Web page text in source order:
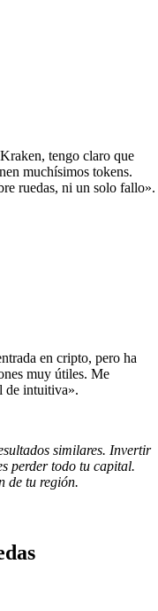
tengo claro que
muchísimos tokens.
ruedas, ni un solo fallo».
en cripto, pero ha
muy útiles. Me
de intuitiva».
similares. Invertir
perder todo tu capital.
de tu región.